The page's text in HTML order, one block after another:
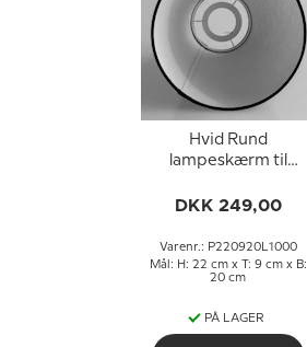
Hvid Rund
lampeskærm til
højden til E27 fatning
omløbsringe
DKK 249,00
Varenr.: P220920L1000
Mål: H: 22 cm x T: 9 cm x B:
20 cm
PÅ LAGER